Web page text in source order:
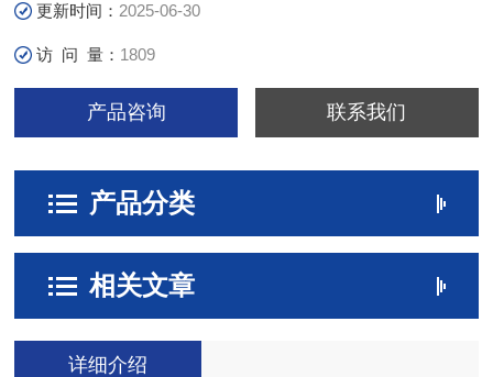
更新时间： 2025-06-30
访 问 量： 1809
产品咨询 联系我们
产品分类
相关文章
详细介绍